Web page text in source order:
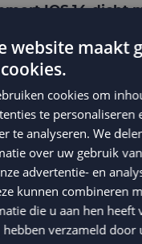
IOS 14 dicht
website maakt
cookies om
te personaliseren
te analyseren. We
over uw gebruik
advertentie- en
kunnen combineren
die u aan hen heeft
hebben verzameld door